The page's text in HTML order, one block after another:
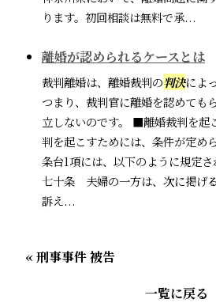
ります。初回相談は無料で承...
離婚が認められるケースとは
裁判離婚は、離婚裁判の判決によ
つまり、裁判官に離婚を認めても
立しないのです。 ■離婚裁判を起
判を起こすためには、条件が定め
条台1項には、以下のように規定
七十条 夫婦の一方は、次に掲げ
訴え...
« 刑事事件 被告
一覧に戻る